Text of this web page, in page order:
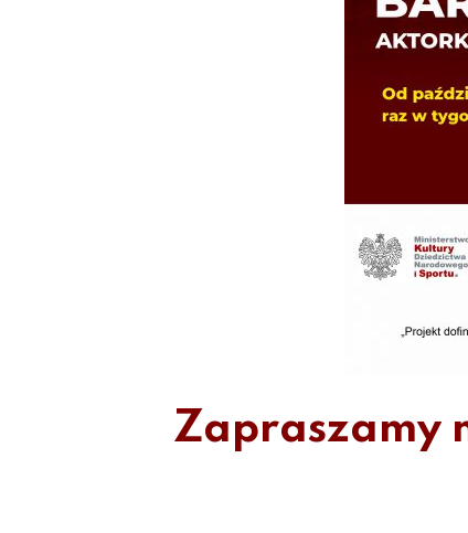
Zapraszamy